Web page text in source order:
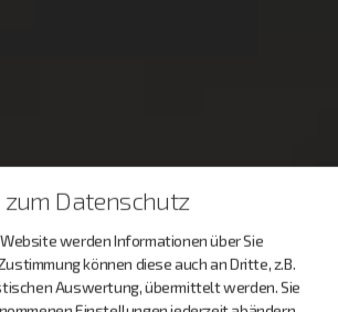
Datenschutz
werden Informationen über Sie
können diese auch an Dritte, z.B.
Auswertung, übermittelt werden. Sie